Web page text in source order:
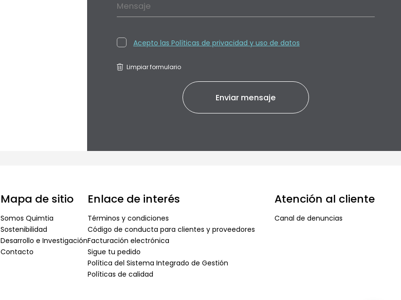
Mensaje
Acepto las Políticas de privacidad y uso de datos
Limpiar formulario
Mapa de sitio
Somos Quimtia
Sostenibilidad
Desarrollo e Investigación
Contacto
Enlace de interés
Términos y condiciones
Código de conducta para clientes y proveedores
Facturación electrónica
Sigue tu pedido
Política del Sistema Integrado de Gestión
Políticas de calidad
Atención al cliente
Canal de denuncias